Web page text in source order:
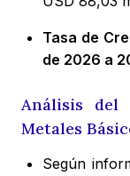
Tasa de
de 2026 a
Análisis del
Metales
Según